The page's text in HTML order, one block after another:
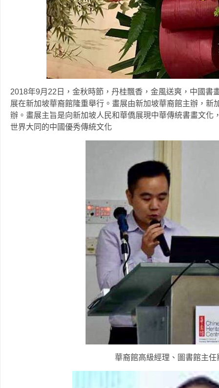
2018年9月22日，金秋時節，丹桂飄香，金風送爽，中國書
展在新加坡華裔館隆重舉行。畫展由新加坡華裔館主辦，新
辦。畫展主旨是向新加坡人民和華僑展現中華傳統書畫文化
世界大同的中國優秀傳統文化
華裔館高級經理、圖書館主